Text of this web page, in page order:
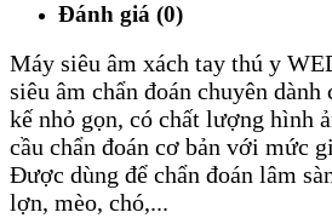
Đánh giá (0)
Máy siêu âm xách tay thú y
siêu âm chẩn đoán chuyên
kế nhỏ gọn, có chất lượng hình
cầu chẩn đoán cơ bản với mức
Được dùng để chẩn đoán lâm
lợn, mèo, chó,...